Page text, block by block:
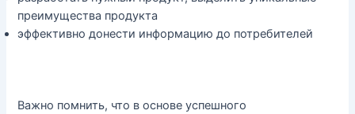
преимущества продукта
эффективно донести информацию до потребителей
Важно помнить, что в основе успешного